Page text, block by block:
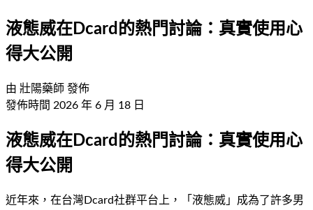
液態威在Dcard的熱門討論：真實使用心
得大公開
由 壯陽藥師 發佈
發佈時間 2026 年 6 月 18 日
液態威在Dcard的熱門討論：真實使用心
得大公開
近年來，在台灣Dcard社群平台上，「液態威」成為了許多男